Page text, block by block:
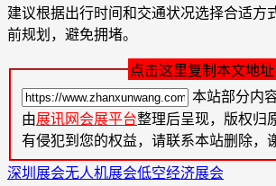
建议根据出行时间和交通状况选择合适方
前规划，避免拥堵。
点击这里复制本文地址
本站部分内
由展讯网会展平台整理后呈现，版权归
有侵犯到您的权益，请联系本站删除，
深圳展会无人机展会低空经济展会